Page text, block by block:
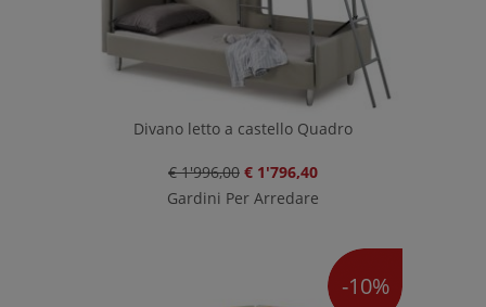
Divano letto a castello Quadro
€ 1'996,00 € 1'796,40
Gardini Per Arredare
-10%